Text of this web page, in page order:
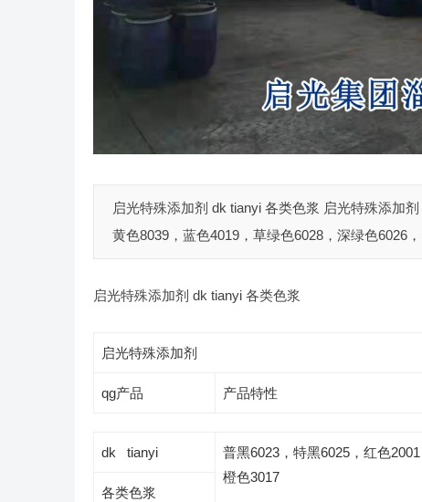
启光特殊添加剂 dk tianyi 各类色浆 启光特殊添加
黄色8039，蓝色4019，草绿色6028，深绿色6026
启光特殊添加剂 dk tianyi 各类色浆
启光特殊添加剂
qg产品 产品特性
dk tianyi
普黑6023，特黑6025，红色
橙色3017
各类色浆